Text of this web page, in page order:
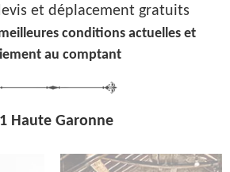
et déplacement gratuits
conditions actuelles et
au comptant
Haute Garonne